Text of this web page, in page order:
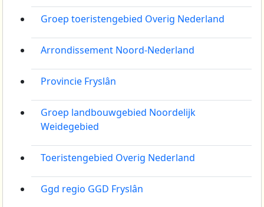
Groep toeristengebied Overig Nederland
Arrondissement Noord-Nederland
Provincie Fryslân
Groep landbouwgebied Noordelijk
Weidegebied
Toeristengebied Overig Nederland
Ggd regio GGD Fryslân